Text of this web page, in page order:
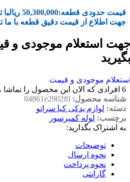
قیمت حدودی قطعه:50,300,000 ریال
جهت اطلاع از قیمت دقیق قطعه با ما
استعلام موجودی و
موجودی و قیمت
6 افرادی که الان این محصول را تماشا
شناسه محصول: 04861e2902f0
دسته: لوازم یدکی کیا سراتو
برچسب: لوله کمپرسور
به اشتراک بگذارید:
توضیحات
نحوه ارسال
نحوه پرداخت
گارانتی